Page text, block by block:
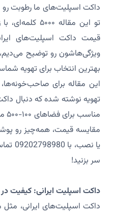
تو این مقاله
قیمت داکت اسپلیت‌های
ویژگی‌هاشون رو توضیح
بهترین انتخاب برای تهویه
این مقاله برای
تهویه نوشته شده که دنبال
مقایسه قیمت، همه‌چیز رو
یا
سر بزنید!
داکت اسپلیت ایرانی: کیفیت
داکت اسپلیت‌های ایرانی، مثل